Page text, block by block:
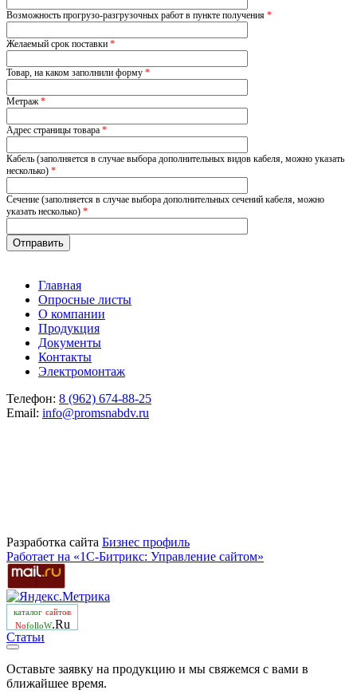
Возможность прогрузо-разгрузочных работ в пункте получения *
Желаемый срок поставки *
Товар, на каком заполнили форму *
Метраж*
Адрес страницы товара *
Кабель (заполняется в случае выбора дополнительных видов кабеля, можно указать
несколько) *
Сечение (заполняется в случае выбора дополнительных сечений кабеля, можно
указать несколько) *
Главная
Опросные листы
О компании
Продукция
Документы
Контакты
Электромонтаж
Телефон: 8 (962) 674-88-25
Email: info@promsnabdv.ru
Разработка сайта Бизнеc профиль
Работает на «1С-Битрикс: Управление сайтом»
каталог сайтов
NofolloW.Ru
Статьи
Оставьте заявку на продукцию и мы свяжемся с вами в
ближайшее время.